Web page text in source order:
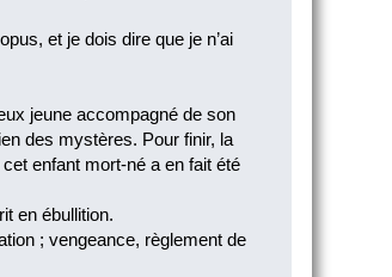
et je dois dire que je n’ai
jeune accompagné de son
des mystères. Pour finir, la
enfant mort-né a en fait été
en ébullition.
; vengeance, règlement de